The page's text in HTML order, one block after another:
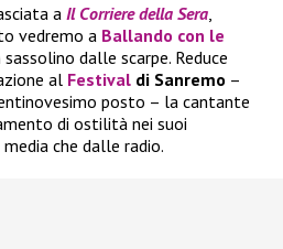
a Il Corriere della Sera
vedremo a Ballando con le
dalle scarpe. Reduce
al Festival di Sanremo –
posto – la cantante
di ostilità nei suoi
che dalle radio.